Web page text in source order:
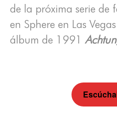
de la próxima serie de
en Sphere en Las
álbum de 1991